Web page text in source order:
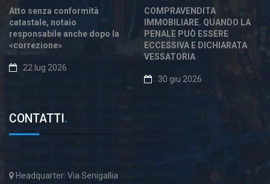
Atto senza conformità
catastale, notaio
responsabile anche dopo la
«correzione»
22 lug 2026
COMPRAVENDITA
IMMOBILIARE. QUANDO LA
PENALE PUÒ ESSERE
ECCESSIVA E DICHIARATA
VESSATORIA
30 giu 2026
CONTATTI .
Headquarter: Via Senigallia